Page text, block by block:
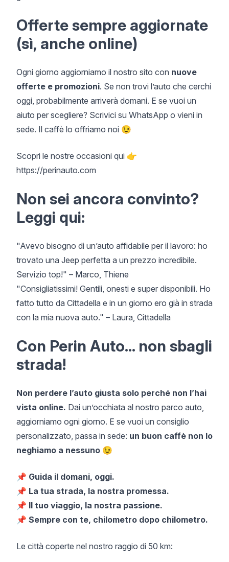
Offerte sempre aggiornate
(sì, anche online)
Ogni giorno aggiorniamo il nostro sito con nuove
offerte e promozioni. Se non trovi l’auto che cerchi
oggi, probabilmente arriverà domani. E se vuoi un
aiuto per scegliere? Scrivici su WhatsApp o vieni in
sede. Il caffè lo offriamo noi 😉
Scopri le nostre occasioni qui 👉
https://perinauto.com
Non sei ancora convinto?
Leggi qui:
"Avevo bisogno di un’auto affidabile per il lavoro: ho
trovato una Jeep perfetta a un prezzo incredibile.
Servizio top!" – Marco, Thiene
"Consigliatissimi! Gentili, onesti e super disponibili. Ho
fatto tutto da Cittadella e in un giorno ero già in strada
con la mia nuova auto." – Laura, Cittadella
Con Perin Auto... non sbagli
strada!
Non perdere l’auto giusta solo perché non l’hai
vista online. Dai un’occhiata al nostro parco auto,
aggiorniamo ogni giorno. E se vuoi un consiglio
personalizzato, passa in sede: un buon caffè non lo
neghiamo a nessuno 😉
📌 Guida il domani, oggi.
📌 La tua strada, la nostra promessa.
📌 Il tuo viaggio, la nostra passione.
📌 Sempre con te, chilometro dopo chilometro.
Le città coperte nel nostro raggio di 50 km: